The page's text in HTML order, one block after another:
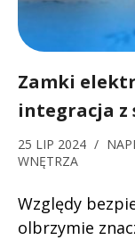
Zamki
integracja z
25 LIP 2024 /
WNĘTRZA
Względy
olbrzymie